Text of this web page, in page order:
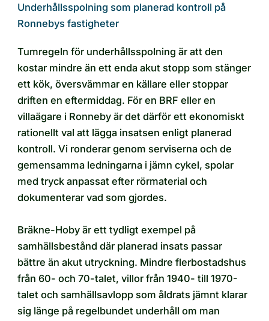
Underhållsspolning som planerad kontroll på
Ronnebys fastigheter
Tumregeln för underhållsspolning är att den
kostar mindre än ett enda akut stopp som stänger
ett kök, översvämmar en källare eller stoppar
driften en eftermiddag. För en BRF eller en
villaägare i Ronneby är det därför ett ekonomiskt
rationellt val att lägga insatsen enligt planerad
kontroll. Vi ronderar genom serviserna och de
gemensamma ledningarna i jämn cykel, spolar
med tryck anpassat efter rörmaterial och
dokumenterar vad som gjordes.
Bräkne-Hoby är ett tydligt exempel på
samhällsbestånd där planerad insats passar
bättre än akut utryckning. Mindre flerbostadshus
från 60- och 70-talet, villor från 1940- till 1970-
talet och samhällsavlopp som åldrats jämnt klarar
sig länge på regelbundet underhåll om man